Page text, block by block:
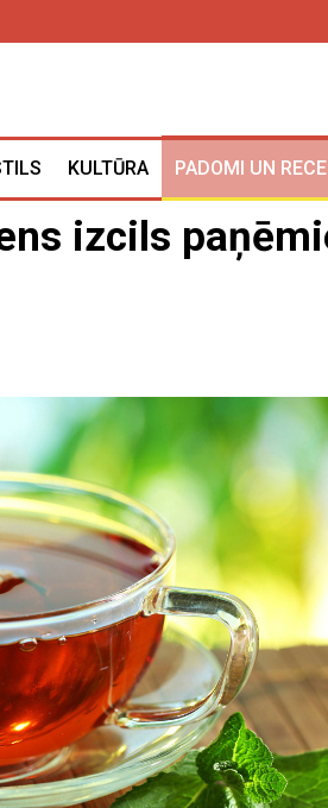
KULTŪRA PADOMI UN
izcils